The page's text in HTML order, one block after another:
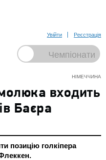
Увійти Реєстрація
НІМЕЧЧИНА
входить
Баєра
позицію голкіпера